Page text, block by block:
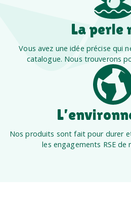
La perle
Vous avez une idée précise qui
catalogue. Nous trouverons
Nos produits sont fait pour durer
les engagements RSE de